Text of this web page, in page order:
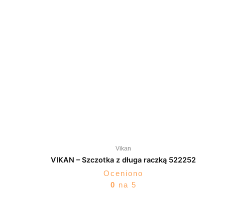
Vikan
VIKAN – Szczotka z długa raczką 522252
Oceniono
0 na 5